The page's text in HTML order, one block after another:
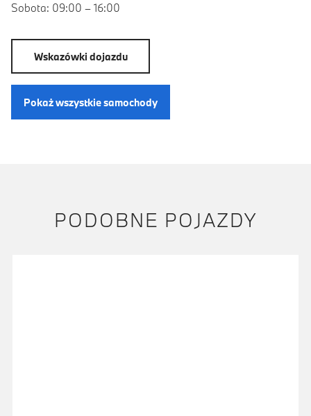
Sobota: 09:00 – 16:00
Wskazówki dojazdu
Pokaż wszystkie samochody
PODOBNE POJAZDY